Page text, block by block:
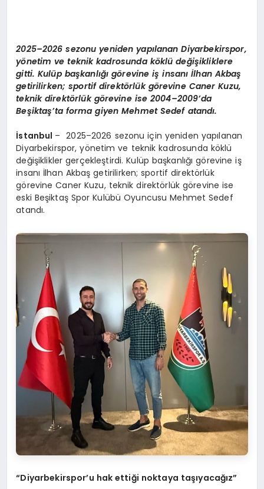
2025–2026 sezonu yeniden yapılanan Diyarbekirspor,
yönetim ve teknik kadrosunda köklü değişikliklere
gitti. Kulüp başkanlığı görevine iş insanı İlhan Akbaş
getirilirken; sportif direktörlük görevine Caner Kuzu,
teknik direktörlük görevine ise 2004–2009’da
Beşiktaş’ta forma giyen Mehmet Sedef atandı.
İstanbul – 2025–2026 sezonu için yeniden yapılanan
Diyarbekirspor, yönetim ve teknik kadrosunda köklü
değişiklikler gerçekleştirdi. Kulüp başkanlığı görevine iş
insanı İlhan Akbaş getirilirken; sportif direktörlük
görevine Caner Kuzu, teknik direktörlük görevine ise
eski Beşiktaş Spor Kulübü Oyuncusu Mehmet Sedef
atandı.
“Diyarbekirspor’u hak ettiği noktaya taşıyacağız”